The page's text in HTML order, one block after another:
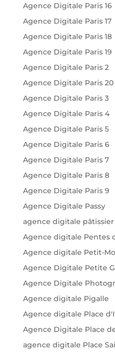
Agence Digitale Paris 16
Agence Digitale Paris 17
Agence Digitale Paris 18
Agence Digitale Paris 19
Agence Digitale Paris 2
Agence Digitale Paris 20
Agence Digitale Paris 3
Agence Digitale Paris 4
Agence Digitale Paris 5
Agence Digitale Paris 6
Agence Digitale Paris 7
Agence Digitale Paris 8
Agence Digitale Paris 9
Agence Digitale Passy
agence digitale pâtissier
Agence digitale Pentes
Agence digitale Petit-
Agence Digitale Petite
Agence Digitale
Agence digitale Pigalle
Agence digitale Place
Agence Digitale Place
agence digitale Place